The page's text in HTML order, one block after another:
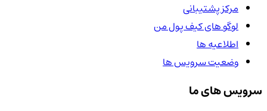
مرکز پشتیبانی
لوگو های کیف پول من
اطلاعیه ها
وضعیت سرویس ها
سرویس های ما